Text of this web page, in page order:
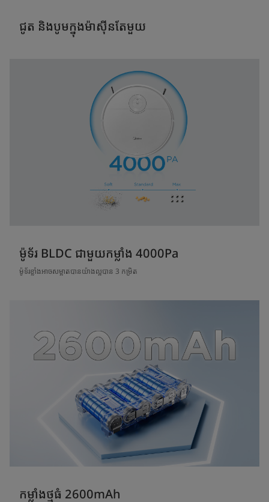
ជូត និងបូមក្នុងម៉ាស៊ីនតែមួយ
ម៉ូទ័រ BLDC ជាមួយកម្លាំង 4000Pa
ម៉ូទ័រខ្លាំងអាចសម្អាតបានយ៉ាងល្អបាន 3 កម្រិត
កម្លាំងថ្មធំ 2600mAh